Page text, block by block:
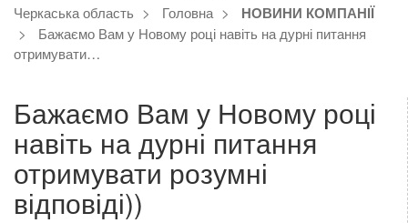
Черкаська область Головна
НОВИНИ КОМПАНІЇ
Бажаємо Вам у Новому році навіть на дурні питання
отримувати…
Бажаємо Вам у Новому році
навіть на дурні питання
отримувати розумні
відповіді))